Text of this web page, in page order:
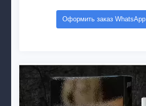
Оформить заказ WhatsApp